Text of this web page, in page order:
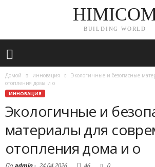
BUILDING WORLD
Домой инновация
Экологичные и безопасные
отопления дома и о
ИННОВАЦИЯ
Экологичные и
материалы для
отопления дома и о
По admin- 24.04.2026 46 0